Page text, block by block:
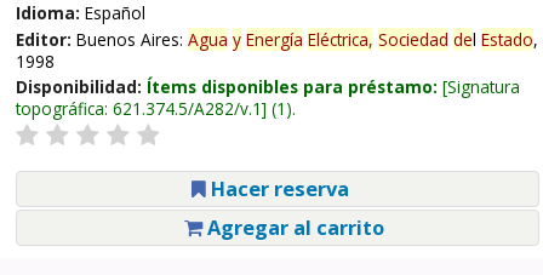
Idioma: Español
Editor: Buenos Aires: Agua y Energía Eléctrica, Sociedad del Estado,
1998
Disponibilidad: Ítems disponibles para préstamo: Signatura
topográfica: 621.374.5/A282/v.1 (1).
Hacer reserva
Agregar al carrito